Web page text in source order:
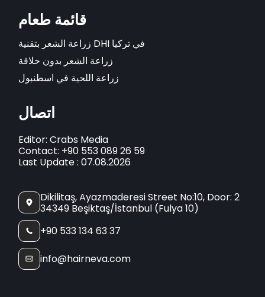
قائمة طعام
زراعة الشعر بتقنية DHI في تركيا
زراعة الشعر بدون حلاقة
زراعة اللحية في اسطنبول
اتصال
Editor: Crabs Media
Contact: +90 553 089 26 59
Last Update : 07.08.2026
Dikilitaş, Ayazmaderesi Street No:10, Door: 2
34349 Beşiktaş/İstanbul (Fulya 10)
+90 533 134 63 37
info@hairneva.com